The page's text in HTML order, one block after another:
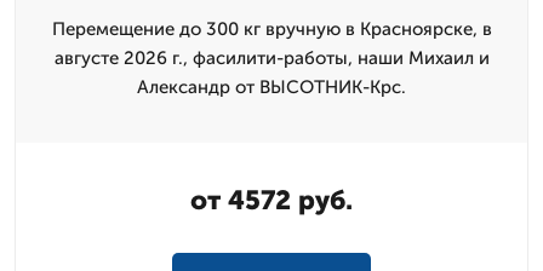
Перемещение до 300 кг вручную в Красноярске, в
августе 2026 г., фасилити-работы, наши Михаил и
Александр от ВЫСОТНИК-Крс.
от 4572 руб.